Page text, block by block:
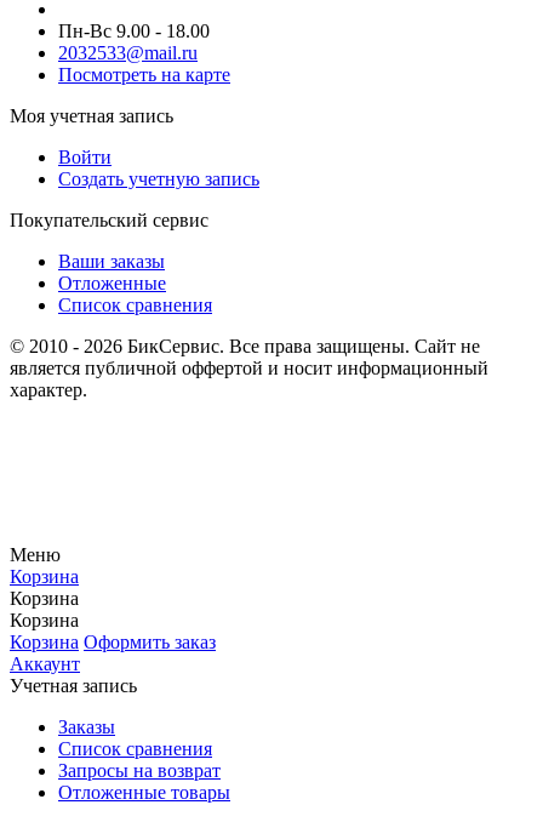
Пн-Вс 9.00 - 18.00
2032533@mail.ru
Посмотреть на карте
Моя учетная запись
Войти
Создать учетную запись
Покупательский сервис
Ваши заказы
Отложенные
Список сравнения
© 2010 - 2026 БикСервис. Все права защищены. Сайт не
является публичной оффертой и носит информационный
характер.
Меню
Корзина
Корзина
Корзина
Корзина Оформить заказ
Аккаунт
Учетная запись
Заказы
Список сравнения
Запросы на возврат
Отложенные товары